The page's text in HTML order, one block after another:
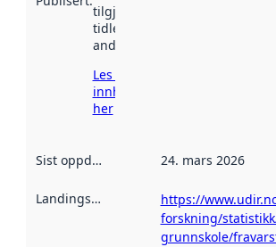
tilgjengeleg
tidlegare
andre stader.
Les meir om
innhenting
her
Sist oppdatert 24. mars 2026
Landingsside
https://
forskning/
grunnskole/